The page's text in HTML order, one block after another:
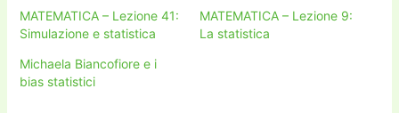
MATEMATICA – Lezione 41:
Simulazione e statistica
MATEMATICA – Lezione 9:
La statistica
Michaela Biancofiore e i
bias statistici